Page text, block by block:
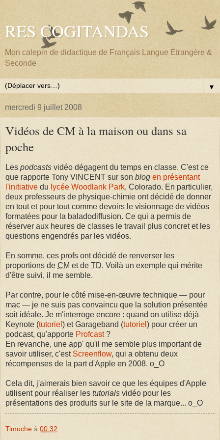
RES COGITANDAS
Mon calepin de didactique de Français Langue Étrangère &
Seconde
▼
mercredi 9 juillet 2008
Vidéos de CM à la maison ou dans sa
poche
Les podcasts vidéo dégagent du temps en classe. C'est ce
que rapporte Tony VINCENT sur son blog en présentant
l'initiative du lycée Woodlank Park, Colorado. En particulier,
deux professeurs de physique-chimie ont décidé de donner
en tout et pour tout comme devoirs le visionnage de vidéos
formatées pour la baladodiffusion. Ce qui a permis de
réserver aux heures de classes le travail plus concret et les
questions engendrés par les vidéos.
En somme, ces profs ont décidé de renverser les
proportions de CM et de TD. Voilà un exemple qui mérite
d'être suivi, il me semble.
Par contre, pour le côté mise-en-œuvre technique — pour
mac — je ne suis pas convaincu que la solution présentée
soit idéale. Je m'interroge encore : quand on utilise déjà
Keynote (tutoriel ) et Garageband (tutoriel ) pour créer un
podcast, qu'apporte Profcast?
En revanche, une app' qu'il me semble plus important de
savoir utiliser, c'estScreenflow, qui a obtenu deux
récompenses de la part d'Apple en 2008. o_O
Cela dit, j'aimerais bien savoir ce que les équipes d'Apple
utilisent pour réaliser les tutorials vidéo pour les
présentations des produits sur le site de la marque... o_O
Timuche à 00:32